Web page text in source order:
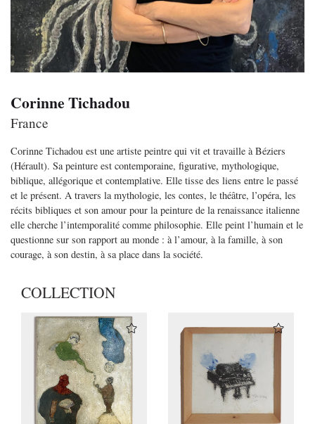
Corinne Tichadou
France
Corinne Tichadou est une artiste peintre qui vit et travaille à Béziers
(Hérault). Sa peinture est contemporaine, figurative, mythologique,
biblique, allégorique et contemplative. Elle tisse des liens entre le passé
et le présent. A travers la mythologie, les contes, le théâtre, l’opéra, les
récits bibliques et son amour pour la peinture de la renaissance italienne
elle cherche l’intemporalité comme philosophie. Elle peint l’humain et le
questionne sur son rapport au monde : à l’amour, à la famille, à son
courage, à son destin, à sa place dans la société.
COLLECTION